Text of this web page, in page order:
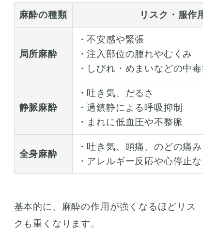
麻酔の種類 リスク・服作用
局所麻酔
・不安感や緊張
・注入部位の腫れやむくみ
・しびれ・めまいなどの中毒症
静脈麻酔
・吐き気、だるさ
・過鎮静による呼吸抑制
・まれに低血圧や不整脈
全身麻酔
・吐き気、頭痛、のどの痛み
・アレルギー反応や心停止など
基本的に、麻酔の作用が強くなるほどリス
クも重くなります。